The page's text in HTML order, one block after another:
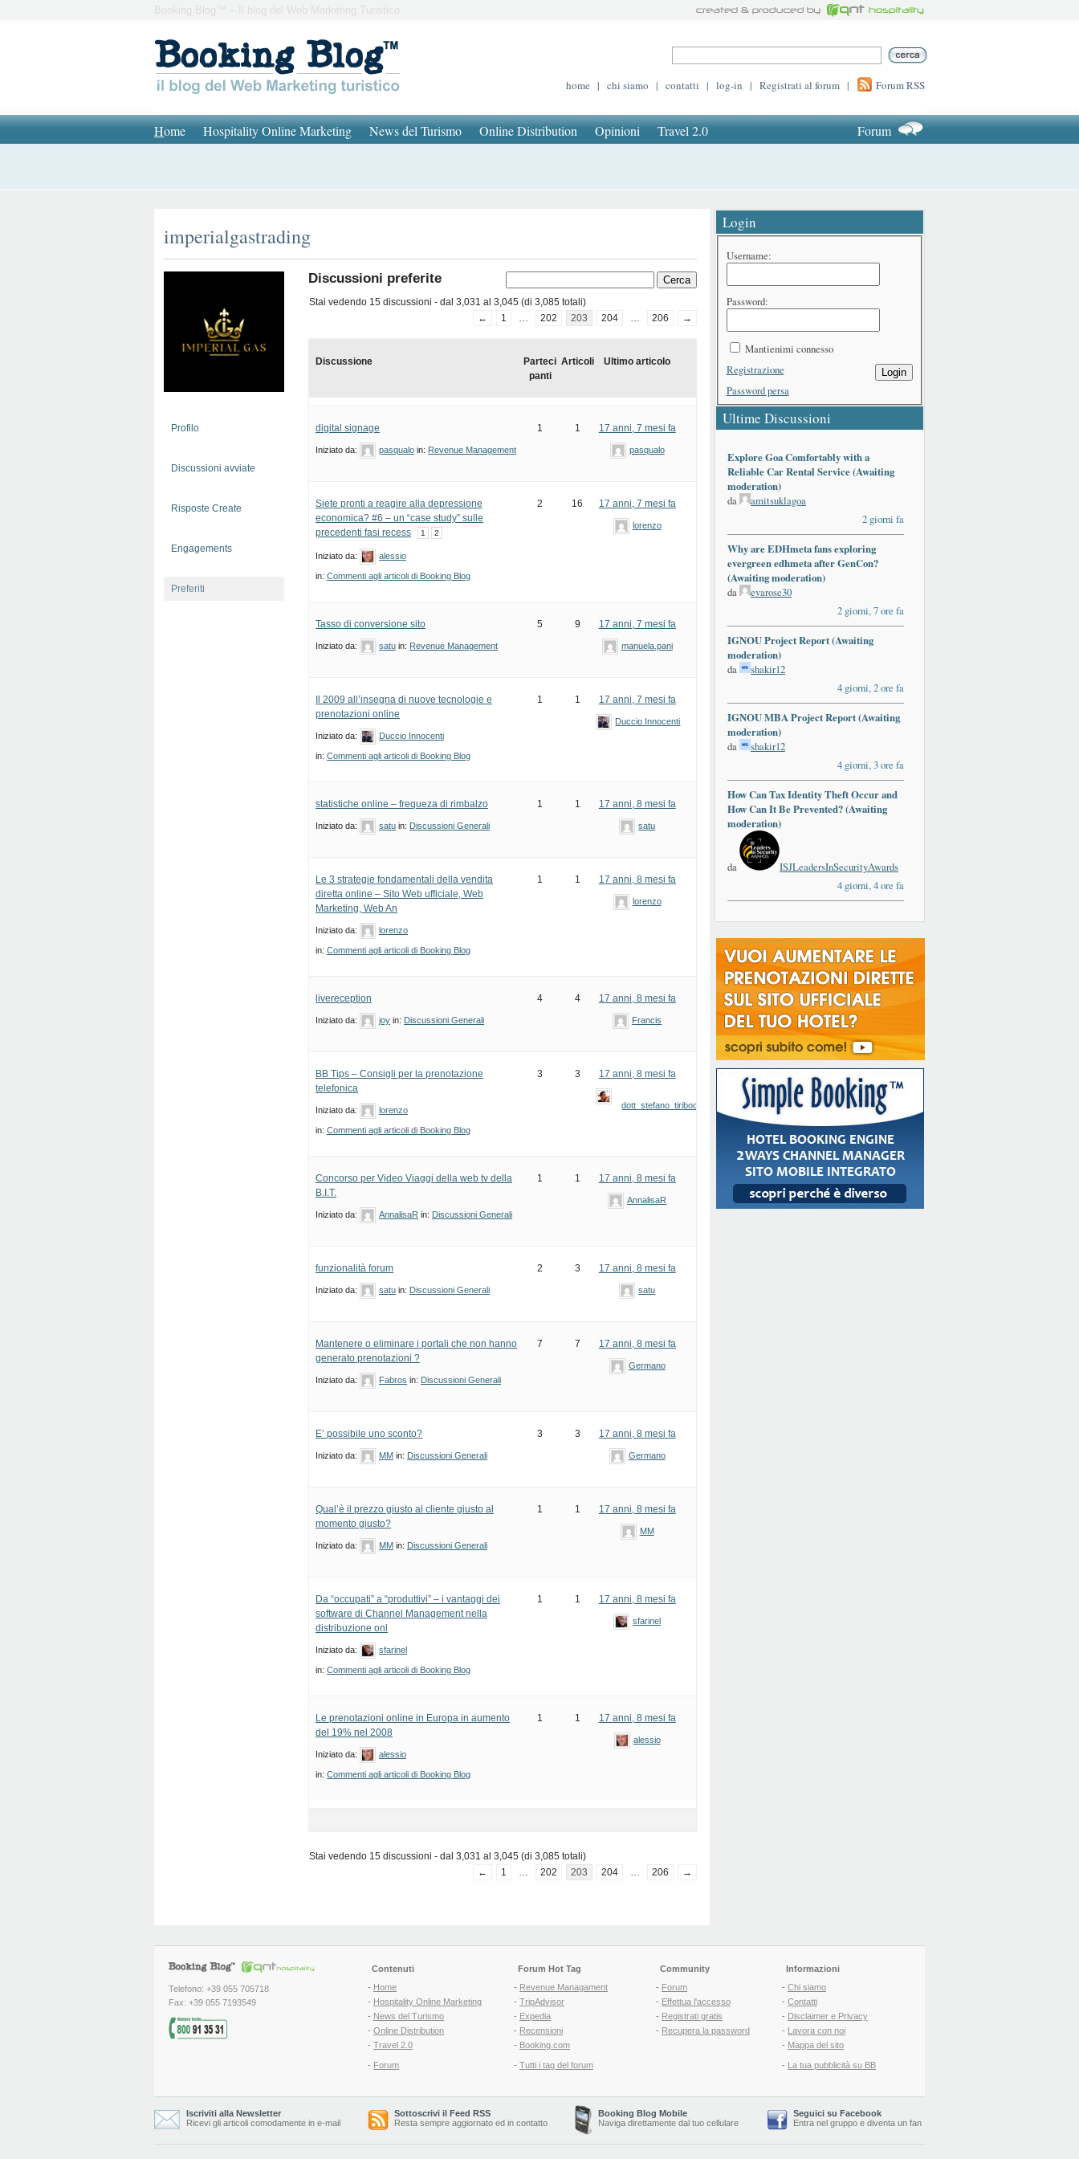
Booking Blog™ – Il blog del Web Marketing Turistico
home | chi siamo | contatti | log-in | Registrati al forum | Forum RSS
Home Hospitality Online Marketing News del Turismo Online Distribution Opinioni Travel 2.0 Forum
imperialgastrading
Profilo
Discussioni avviate
Risposte Create
Engagements
Preferiti
Discussioni preferite
Stai vedendo 15 discussioni - dal 3,031 al 3,045 (di 3,085 totali)
←
1 … 202 203 204 … 206 →
Discussione
Parteci
panti
Articoli Ultimo articolo
digital signage
Iniziato da: pasqualo in: Revenue Management
1 1 17 anni, 7 mesi fa
pasqualo
Siete pronti a reagire alla depressione
economica? #6 – un “case study” sulle
precedenti fasi recess
1 2
Iniziato da: alessio
in: Commenti agli articoli di Booking Blog
2 16 17 anni, 7 mesi fa
lorenzo
Tasso di conversione sito
Iniziato da: satu in: Revenue Management
5 9 17 anni, 7 mesi fa
manuela.pani
Il 2009 all’insegna di nuove tecnologie e
prenotazioni online
Iniziato da: Duccio Innocenti
in: Commenti agli articoli di Booking Blog
1 1 17 anni, 7 mesi fa
Duccio Innocenti
statistiche online – frequeza di rimbalzo
Iniziato da: satu in: Discussioni Generali
1 1 17 anni, 8 mesi fa
satu
Le 3 strategie fondamentali della vendita
diretta online – Sito Web ufficiale, Web
Marketing, Web An
Iniziato da: lorenzo
in: Commenti agli articoli di Booking Blog
1 1 17 anni, 8 mesi fa
lorenzo
livereception
Iniziato da: joy in: Discussioni Generali
4 4 17 anni, 8 mesi fa
Francis
BB Tips – Consigli per la prenotazione
telefonica
Iniziato da: lorenzo
in: Commenti agli articoli di Booking Blog
3 3 17 anni, 8 mesi fa
dott_stefano_tiribocchi
Concorso per Video Viaggi della web tv della
B.I.T.
Iniziato da: AnnalisaR in: Discussioni Generali
1 1 17 anni, 8 mesi fa
AnnalisaR
funzionalità forum
Iniziato da: satu in: Discussioni Generali
2 3 17 anni, 8 mesi fa
satu
Mantenere o eliminare i portali che non hanno
generato prenotazioni ?
Iniziato da: Fabros in: Discussioni Generali
7 7 17 anni, 8 mesi fa
Germano
E’ possibile uno sconto?
Iniziato da: MM in: Discussioni Generali
3 3 17 anni, 8 mesi fa
Germano
Qual’è il prezzo giusto al cliente giusto al
momento giusto?
Iniziato da: MM in: Discussioni Generali
1 1 17 anni, 8 mesi fa
MM
Da “occupati” a “produttivi” – i vantaggi dei
software di Channel Management nella
distribuzione onl
Iniziato da: sfarinel
in: Commenti agli articoli di Booking Blog
1 1 17 anni, 8 mesi fa
sfarinel
Le prenotazioni online in Europa in aumento
del 19% nel 2008
Iniziato da: alessio
in: Commenti agli articoli di Booking Blog
1 1 17 anni, 8 mesi fa
alessio
Stai vedendo 15 discussioni - dal 3,031 al 3,045 (di 3,085 totali)
←
1 … 202 203 204 … 206 →
Login
Username:
Password:
Mantienimi connesso
Login
Registrazione
Password persa
Ultime Discussioni
Explore Goa Comfortably with a
Reliable Car Rental Service (Awaiting
moderation)
da
amitsuklagoa
2 giorni fa
Why are EDHmeta fans exploring
evergreen edhmeta after GenCon?
(Awaiting moderation)
da
evarose30
2 giorni, 7 ore fa
IGNOU Project Report (Awaiting
moderation)
da
shakir12
4 giorni, 2 ore fa
IGNOU MBA Project Report (Awaiting
moderation)
da
shakir12
4 giorni, 3 ore fa
How Can Tax Identity Theft Occur and
How Can It Be Prevented? (Awaiting
moderation)
da
ISJLeadersInSecurityAwards
4 giorni, 4 ore fa
Telefono: +39 055 705718
Fax: +39 055 7193549
Contenuti
- Home
- Hospitality Online Marketing
- News del Turismo
- Online Distribution
- Travel 2.0
- Forum
Forum Hot Tag
- Revenue Managament
- TripAdvisor
- Expedia
- Recensioni
- Booking.com
- Tutti i tag del forum
Community
- Forum
- Effettua l'accesso
- Registrati gratis
- Recupera la password
Informazioni
- Chi siamo
- Contatti
- Disclaimer e Privacy
- Lavora con noi
- Mappa del sito
- La tua pubblicità su BB
Iscriviti alla Newsletter
Ricevi gli articoli comodamente in e-mail
Sottoscrivi il Feed RSS
Resta sempre aggiornato ed in contatto
Booking Blog Mobile
Naviga direttamente dal tuo cellulare
Seguici su Facebook
Entra nel gruppo e diventa un fan